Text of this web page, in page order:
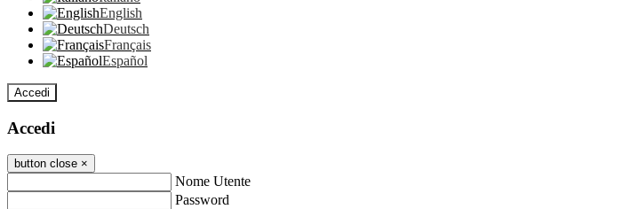
English
Deutsch
Français
Español
Accedi
Accedi
button close ×
Nome Utente
Password